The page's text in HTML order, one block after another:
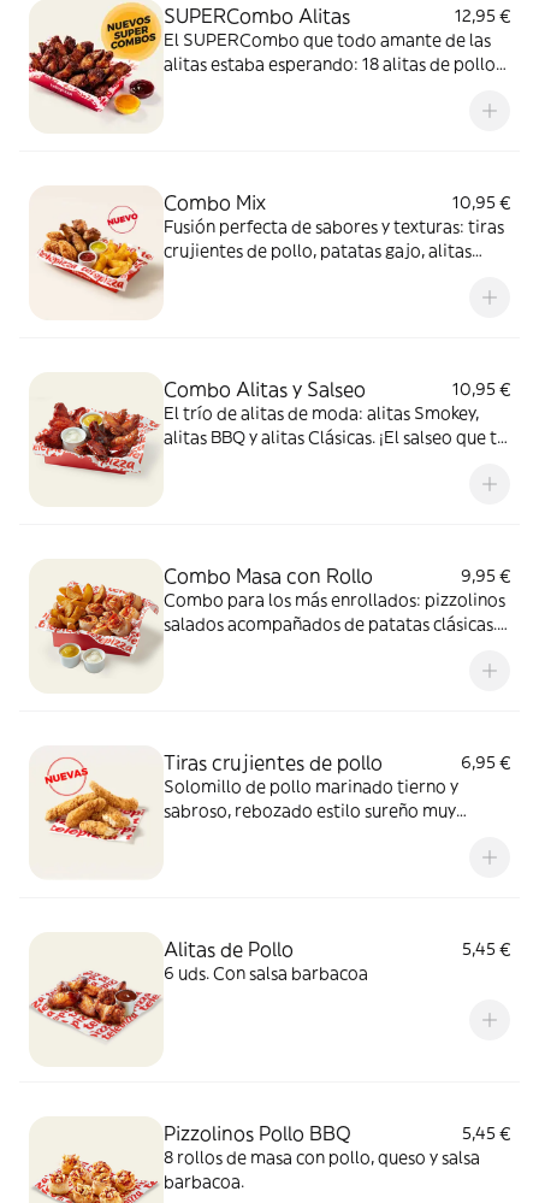
SUPERCombo Alitas
12,95 €
El SUPERCombo que todo amante de las
alitas estaba esperando: 18 alitas de pollo
Combo Mix
10,95 €
Fusión perfecta de sabores y texturas: tiras
crujientes de pollo, patatas gajo, alitas
Combo Alitas y Salseo
10,95 €
El trío de alitas de moda: alitas Smokey,
alitas BBQ y alitas Clásicas. ¡El salseo que tu
Combo Masa con Rollo
9,95 €
Combo para los más enrollados: pizzolinos
salados acompañados de patatas clásicas.
Tiras crujientes de pollo
6,95 €
Solomillo de pollo marinado tierno y
sabroso, rebozado estilo sureño muy
Alitas de Pollo
5,45 €
6 uds. Con salsa barbacoa
Pizzolinos Pollo BBQ
5,45 €
8 rollos de masa con pollo, queso y salsa
barbacoa.